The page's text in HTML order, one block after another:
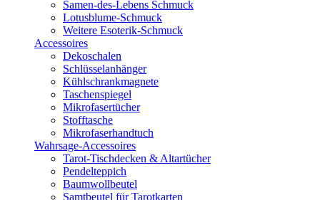
Samen-des-Lebens Schmuck
Lotusblume-Schmuck
Weitere Esoterik-Schmuck
Accessoires
Dekoschalen
Schlüsselanhänger
Kühlschrankmagnete
Taschenspiegel
Mikrofasertücher
Stofftasche
Mikrofaserhandtuch
Wahrsage-Accessoires
Tarot-Tischdecken & Altartücher
Pendelteppich
Baumwollbeutel
Samtbeutel für Tarotkarten